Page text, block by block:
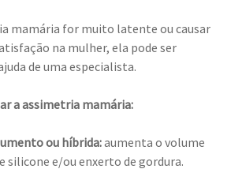
mamária for muito latente ou causar
na mulher, ela pode ser
de uma especialista.
a assimetria mamária:
ou híbrida:aumenta o volume
silicone e/ou enxerto de gordura.